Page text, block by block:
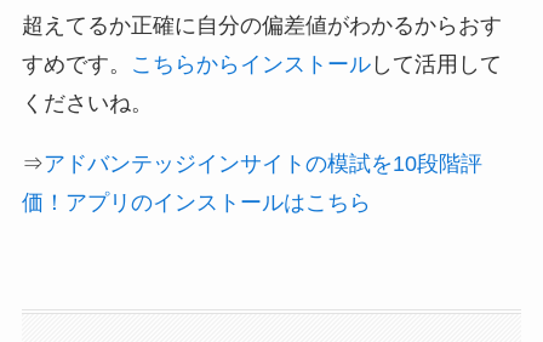
超えてるか正確に自分の偏差値がわかるからおす
すめです。
こちらからインストールして活用して
くださいね。
⇒アドバンテッジインサイトの模試を10段階評
価！アプリのインストールはこちら